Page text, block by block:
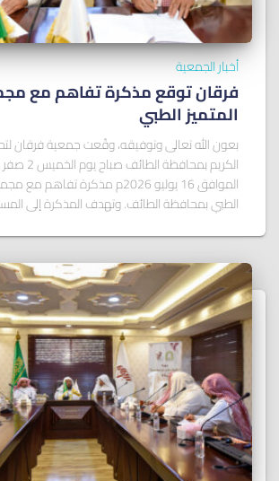
أخبار الجمعية
فرقان توقع مذكرة تفاهم مع
المتميز الطبي
بعون الله تعالى وتوفيقه، وقّعت جمعية فرقان
الموافق 16 يوليو 2026م مذكرة
الطبي بمحافظة الطائف. وتهدف المذكرة إلى